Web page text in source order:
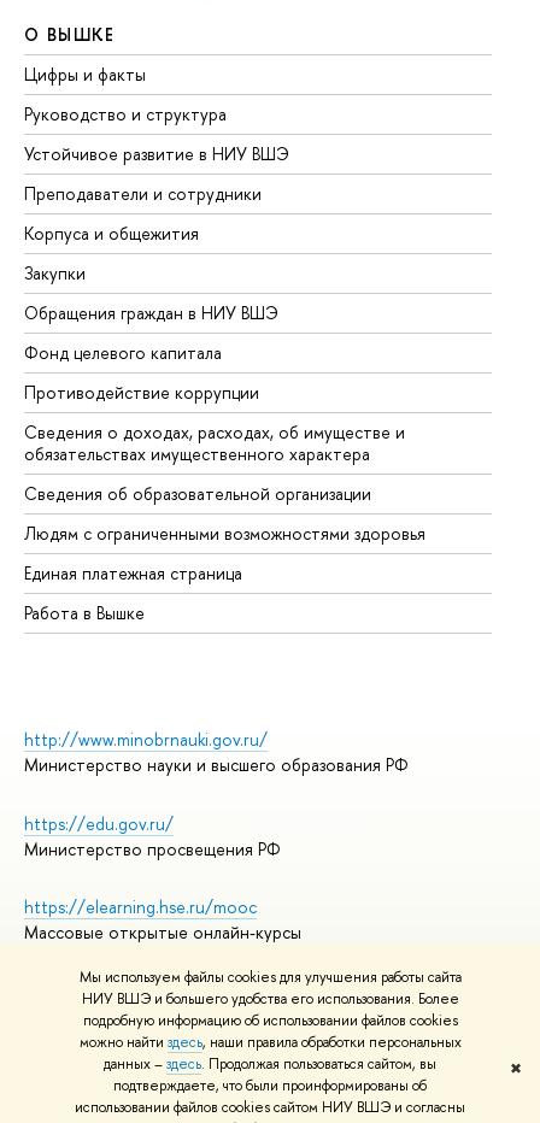
Мы используем файлы cookies для улучшения работы сайта
НИУ ВШЭ и большего удобства его использования. Более
подробную информацию об использовании файлов cookies
можно найти здесь, наши правила обработки персональных
данных –здесь. Продолжая пользоваться сайтом, вы
подтверждаете, что были проинформированы об
использовании файлов cookies сайтом НИУ ВШЭ и согласны
✖
О ВЫШКЕ
Цифры и факты
Руководство и структура
Устойчивое развитие в НИУ ВШЭ
Преподаватели и сотрудники
Корпуса и общежития
Закупки
Обращения граждан в НИУ ВШЭ
Фонд целевого капитала
Противодействие коррупции
Сведения о доходах, расходах, об имуществе и
обязательствах имущественного характера
Сведения об образовательной организации
Людям с ограниченными возможностями здоровья
Единая платежная страница
Работа в Вышке
http://www.minobrnauki.gov.ru/
Министерство науки и высшего образования РФ
https://edu.gov.ru/
Министерство просвещения РФ
https://elearning.hse.ru/mooc
Массовые открытые онлайн-курсы
© НИУ ВШЭ 1993–2026
Адреса и контакты
Условия использования материалов
Политика конфиденциальности